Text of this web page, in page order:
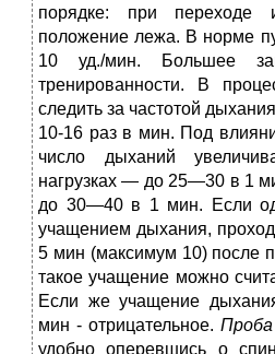
порядке: при переходе
положение лежа. В норме
10 уд./мин. Большее
тренированности. В
следить за частотой
10-16 раз в мин. Под
число дыханий
нагрузках — до 25—30 в 1
до 30—40 в 1 мин. Если
учащением дыхания,
5 мин (максимум 10) после
такое учащение можно
Если же учащение
мин - отрицательное.
удобно оперевшись о